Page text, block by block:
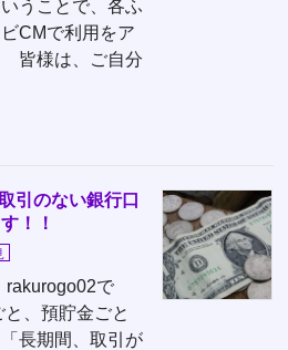
うことで、各ふ
CMで利用をア
皆様は、ご自分
引のない銀行口
！！
rakurogo02で
、預貯金ごと
長期間、取引が